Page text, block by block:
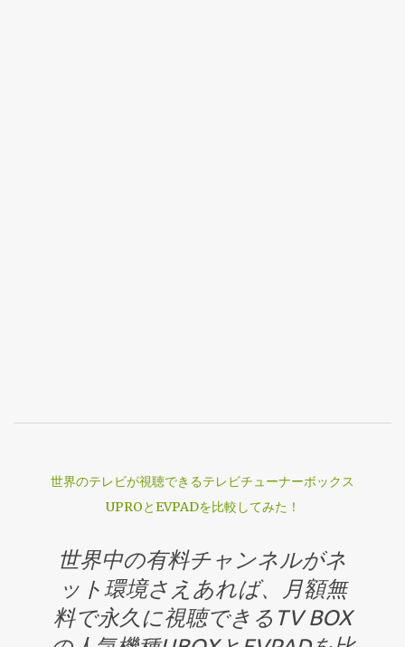
世界のテレビが視聴できるテレビチューナーボックス
UPROとEVPADを比較してみた！
世界中の有料チャンネルがネ
ット環境さえあれば、月額無
料で永久に視聴できるTV BOX